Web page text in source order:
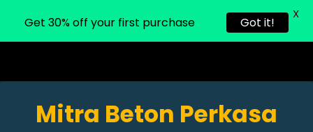
Mitra Beton Perkasa
Get 30% off your first purchase Got it!
X